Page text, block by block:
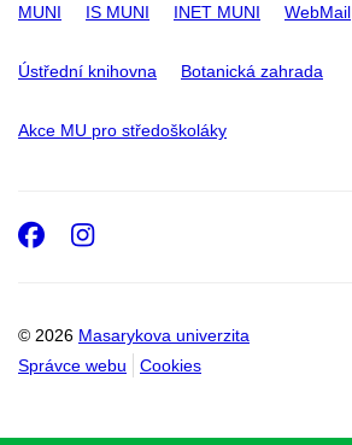
MUNI IS MUNI INET MUNI WebMail
Ústřední knihovna Botanická zahrada
Akce MU pro středoškoláky
© 2026 Masarykova univerzita
Správce webu
Cookies
Facebook
Instagram